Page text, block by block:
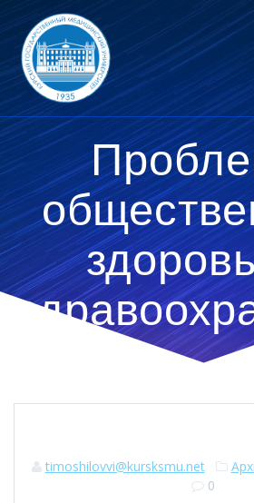
Перейти
к
контенту
timoshilovvi@kursksmu.net
0